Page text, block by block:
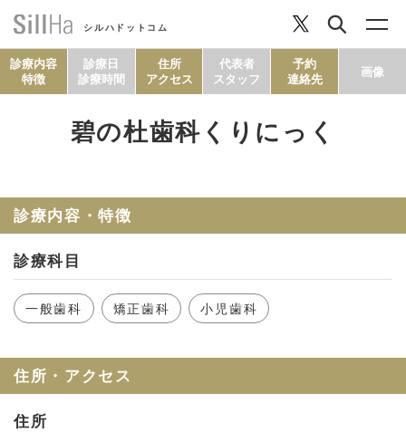
シルハドットコム
セルフチェック
診療内容
特徴
診療日
診療時間
住所
アクセス
代表者
スタッフ
予約
連絡先
画像
碧の杜歯科くりにっく
診療内容・特徴
診療科目
一般歯科 矯正歯科 小児歯科
住所・アクセス
住所